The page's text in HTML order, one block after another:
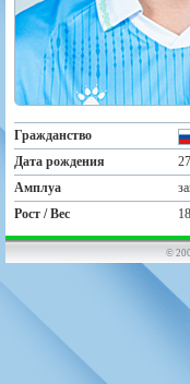
Крылья
Таблица
Шахматка
Гражданство
Дата рождения
Амплуа
Рост / Вес
©